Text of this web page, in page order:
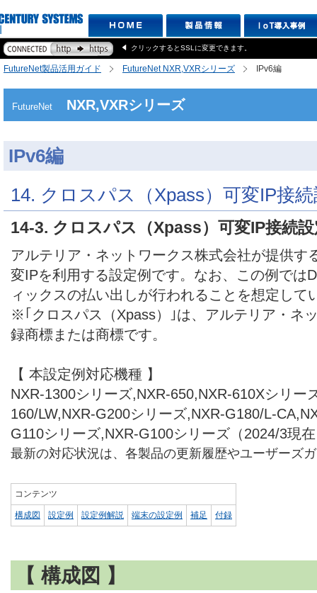
クリックするとSSLに変更できます。
FutureNet製品活用ガイド FutureNet NXR,VXRシリーズ IPv6編
FutureNet NXR,VXRシリーズ
IPv6編
14. クロスパス（Xpass）可変IP接
14-3. クロスパス（Xpass）可変IP接続
アルテリア・ネットワークス株式会社が提供す
変IPを利用する設定例です。なお、この例では
ィックスの払い出しが行われることを想定して
※｢クロスパス（Xpass）｣は、アルテリア・ネ
録商標または商標です。
【 本設定例対応機種 】
NXR-1300シリーズ,NXR-650,NXR-610Xシリー
160/LW,NXR-G200シリーズ,NXR-G180/L-
G110シリーズ,NXR-G100シリーズ（2024/3現
最新の対応状況は、各製品の更新履歴やユーザーズ
コンテンツ
構成図 設定例 設定例解説 端末の設定例 補足 付録
【 構成図 】